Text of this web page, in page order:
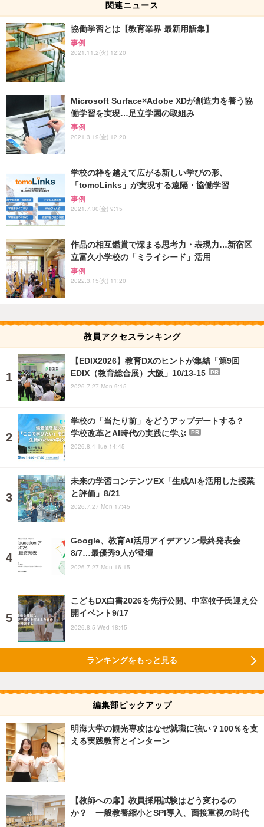
関連ニュース
協働学習とは【教育業界 最新用語集】
事例
2021.11.2(火) 12:20
Microsoft Surface×Adobe XDが創造力を養う協
働学習を実現…足立学園の取組み
事例
2021.3.19(金) 12:20
学校の枠を越えて広がる新しい学びの形、
「tomoLinks」が実現する遠隔・協働学習
事例
2021.7.30(金) 9:15
作品の相互鑑賞で深まる思考力・表現力…新宿区
立富久小学校の「ミライシード」活用
事例
2022.3.15(火) 11:20
教員アクセスランキング
【EDIX2026】教育DXのヒントが集結「第9回
EDIX（教育総合展）大阪」10/13-15
PR
2026.7.27 Mon 9:15
学校の「当たり前」をどうアップデートする？
学校改革とAI時代の実践に学ぶ
PR
2026.8.4 Tue 14:45
未来の学習コンテンツEX「生成AIを活用した授業
と評価」8/21
2026.7.27 Mon 17:45
Google、教育AI活用アイデアソン最終発表会
8/7…最優秀9人が登壇
2026.7.27 Mon 16:15
こどもDX白書2026を先行公開、中室牧子氏迎え公
開イベント9/17
2026.8.5 Wed 18:45
ランキングをもっと見る
編集部ピックアップ
明海大学の観光専攻はなぜ就職に強い？100％を支
える実践教育とインターン
【教師への扉】教員採用試験はどう変わるの
か？ 一般教養縮小とSPI導入、面接重視の時代